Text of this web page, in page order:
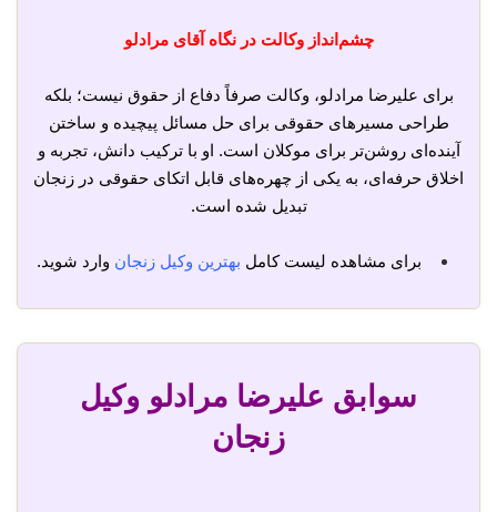
چشم‌انداز وکالت در نگاه آقای مرادلو
برای علیرضا مرادلو، وکالت صرفاً دفاع از حقوق نیست؛ بلکه
طراحی مسیرهای حقوقی برای حل مسائل پیچیده و ساختن
آینده‌ای روشن‌تر برای موکلان است. او با ترکیب دانش، تجربه و
اخلاق حرفه‌ای، به یکی از چهره‌های قابل اتکای حقوقی در زنجان
تبدیل شده است.
برای مشاهده لیست کامل بهترین وکیل زنجان وارد شوید.
سوابق علیرضا مرادلو وکیل
زنجان